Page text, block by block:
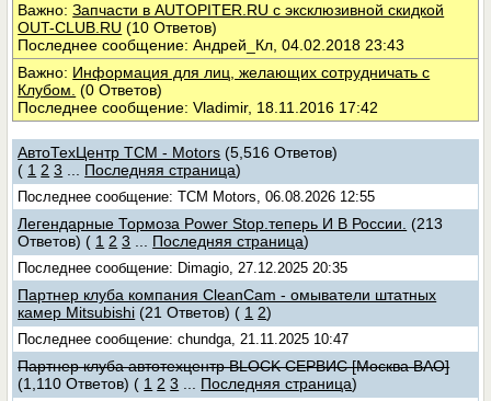
Важно:Запчасти в AUTOPITER.RU с эксклюзивной скидкой
OUT-CLUB.RU (10 Ответов)
Последнее сообщение: Андрей_Кл, 04.02.2018 23:43
Важно: Информация для лиц, желающих сотрудничать с
Клубом. (0 Ответов)
Последнее сообщение: Vladimir, 18.11.2016 17:42
АвтоТехЦентр TCM - Motors (5,516 Ответов)
( 1 2 3 Последняя страница)
Последнее сообщение: TCM Motors, 06.08.2026 12:55
Легендарные Тормоза Power Stop.теперь И В России. (213
Ответов) ( 1 2 3 Последняя страница)
Последнее сообщение: Dimagio, 27.12.2025 20:35
Партнер клуба компания CleanCam - омыватели штатных
камер Mitsubishi (21 Ответов) ( 1 2)
Последнее сообщение: chundga, 21.11.2025 10:47
Партнер клуба автотехцентр BLOCK СЕРВИС [Москва ВАО]
(1,110 Ответов) ( 1 2 3 Последняя страница)